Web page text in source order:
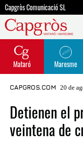
Capgròs Comunicació SL
Mataró Maresme
CAPGROS.COM 20 de
Detienen el
veintena de